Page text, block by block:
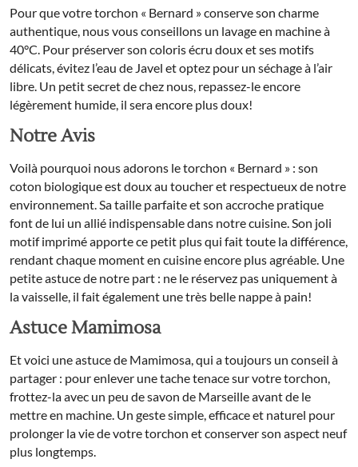
Pour que votre torchon « Bernard » conserve son charme
authentique, nous vous conseillons un lavage en machine à
40°C. Pour préserver son coloris écru doux et ses motifs
délicats, évitez l’eau de Javel et optez pour un séchage à l’air
libre. Un petit secret de chez nous, repassez-le encore
légèrement humide, il sera encore plus doux!
Notre Avis
Voilà pourquoi nous adorons le torchon « Bernard » : son
coton biologique est doux au toucher et respectueux de notre
environnement. Sa taille parfaite et son accroche pratique
font de lui un allié indispensable dans notre cuisine. Son joli
motif imprimé apporte ce petit plus qui fait toute la différence,
rendant chaque moment en cuisine encore plus agréable. Une
petite astuce de notre part : ne le réservez pas uniquement à
la vaisselle, il fait également une très belle nappe à pain!
Astuce Mamimosa
Et voici une astuce de Mamimosa, qui a toujours un conseil à
partager : pour enlever une tache tenace sur votre torchon,
frottez-la avec un peu de savon de Marseille avant de le
mettre en machine. Un geste simple, efficace et naturel pour
prolonger la vie de votre torchon et conserver son aspect neuf
plus longtemps.